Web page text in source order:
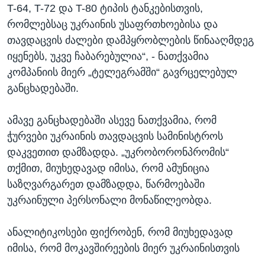
T-64, T-72 და T-80 ტიპის ტანკებისთვის,
რომლებსაც უკრაინის უსაფრთხოებისა და
თავდაცვის ძალები დამპყრობლების წინააღმდეგ
იყენებს, უკვე ჩაბარებულია“, - ნათქვამია
კომპანიის მიერ „ტელეგრამში“ გავრცელებულ
განცხადებაში.
ამავე განცხადებაში ასევე ნათქვამია, რომ
ჭურვები უკრაინის თავდაცვის სამინისტროს
დაკვეთით დამზადდა. „უკრობორონპრომის“
თქმით, მიუხედავად იმისა, რომ ამუნიცია
საზღვარგარეთ დამზადდა, წარმოებაში
უკრაინული პერსონალი მონაწილეობდა.
ანალიტიკოსები ფიქრობენ, რომ მიუხედავად
იმისა, რომ მოკავშირეების მიერ უკრაინისთვის